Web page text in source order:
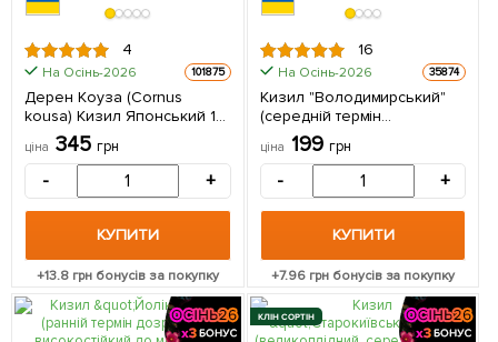
4
На Осінь-2026 101875
Дерен Коуза (Cornus
kousa) Кизил Японський 1
саджанець в упаковці
ціна 345 грн
- +
КУПИТИ
+13.8 грн бонусів за покупку
16
На Осінь-2026 35874
Кизил "Володимирський"
(середній термін
дозрівання, великоплідний
сорт) 1 саджанець в
ціна 199 грн
- +
КУПИТИ
+7.96грн бонусів за покупку
КЛІН СОРТІН